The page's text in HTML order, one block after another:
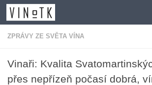
Skip to content
ZPRÁVY ZE SVĚTA VÍNA
Vinaři: Kvalita
přes nepřízeň počasí dobrá,